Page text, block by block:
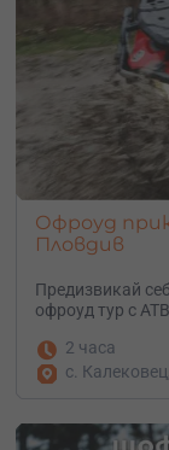
Офроуд
Пловдив
Предизвикай
офроуд тур с
2 часа
с.